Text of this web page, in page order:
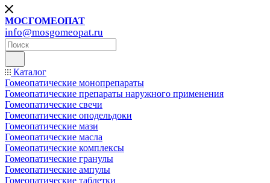
МОСГОМЕОПАТ
info@mosgomeopat.ru
Каталог
Гомеопатические монопрепараты
Гомеопатические препараты наружного применения
Гомеопатические свечи
Гомеопатические оподельдоки
Гомеопатические мази
Гомеопатические масла
Гомеопатические комплексы
Гомеопатические гранулы
Гомеопатические ампулы
Гомеопатические таблетки